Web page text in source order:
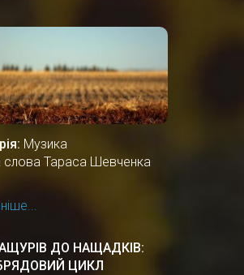
Музика
слова Тараса Шевченка
ДО НАЩАДКІВ:
ЦИКЛ